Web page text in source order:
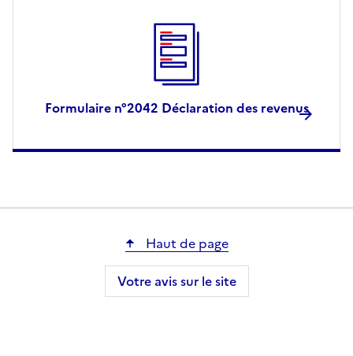
Formulaire n°2042 Déclaration des revenus
Haut de page
Votre avis sur le site